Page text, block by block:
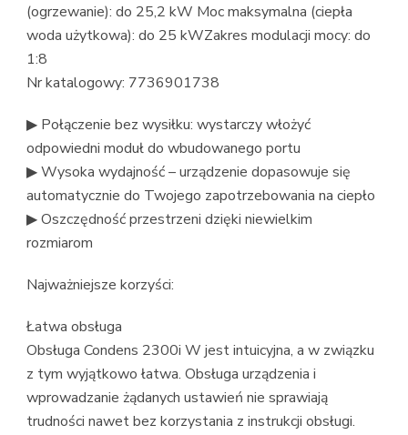
(ogrzewanie): do 25,2 kW Moc maksymalna (ciepła
woda użytkowa): do 25 kWZakres modulacji mocy: do
1:8
Nr katalogowy: 7736901738
▶ Połączenie bez wysiłku: wystarczy włożyć
odpowiedni moduł do wbudowanego portu
▶ Wysoka wydajność – urządzenie dopasowuje się
automatycznie do Twojego zapotrzebowania na ciepło
▶ Oszczędność przestrzeni dzięki niewielkim
rozmiarom
Najważniejsze korzyści:
Łatwa obsługa
Obsługa Condens 2300i W jest intuicyjna, a w związku
z tym wyjątkowo łatwa. Obsługa urządzenia i
wprowadzanie żądanych ustawień nie sprawiają
trudności nawet bez korzystania z instrukcji obsługi.